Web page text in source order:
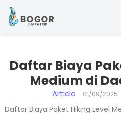
Daftar Biaya
Medium di
Article 01/09/2025
Daftar Biaya Paket Hiking Level